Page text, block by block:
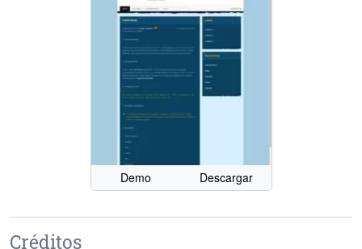
Demo Descargar
Créditos